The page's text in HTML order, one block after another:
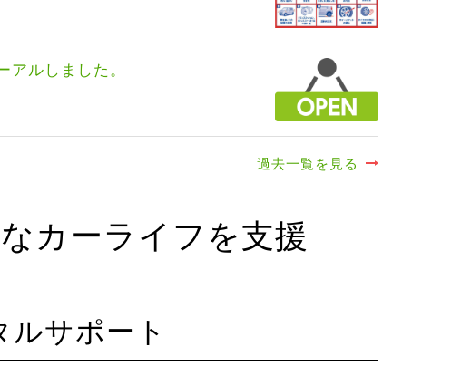
ルしました。
過去一覧を見る
カーライフを支援
ルサポート